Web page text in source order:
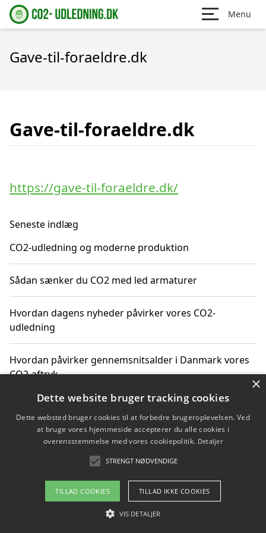
Menu
Gave-til-foraeldre.dk
Gave-til-foraeldre.dk
https://gave-til-foraeldre.dk/
Seneste indlæg
CO2-udledning og moderne produktion
Sådan sænker du CO2 med led armaturer
Hvordan dagens nyheder påvirker vores CO2-
udledning
Hvordan påvirker gennemsnitsalder i Danmark vores
CO2-aftryk
Hvordan nyheder om CO2-udledning påvirker vores
hverdag
Om / kontakt
Blog Betingelser
×
Dette website bruger tracking cookies
Dette websted bruger cookies til at forbedre brugeroplevelsen. Ved
at bruge vores hjemmeside accepterer du alle cookies i
overensstemmelse med vores cookiepolitik. Detaljer
STRENGT NØDVENDIGE
TILLAD COOKIES TILLAD IKKE COOKIES
VIS DETALJER